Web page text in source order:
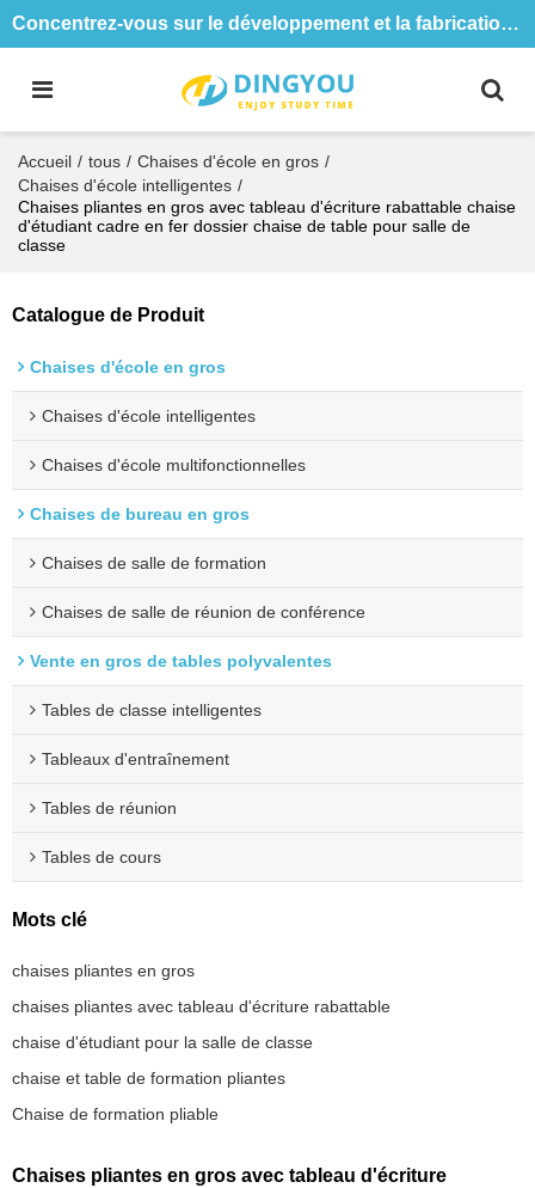
Concentrez-vous sur le développement et la fabrication de tables et de chaises de formation depuis 18 ans
Accueil / tous / Chaises d'école en gros /
Chaises d'école intelligentes /
Chaises pliantes en gros avec tableau d'écriture rabattable chaise
d'étudiant cadre en fer dossier chaise de table pour salle de
classe
Catalogue de Produit
Chaises d'école en gros
Chaises d'école intelligentes
Chaises d'école multifonctionnelles
Chaises de bureau en gros
Chaises de salle de formation
Chaises de salle de réunion de conférence
Vente en gros de tables polyvalentes
Tables de classe intelligentes
Tableaux d'entraînement
Tables de réunion
Tables de cours
Mots clé
chaises pliantes en gros
chaises pliantes avec tableau d'écriture rabattable
chaise d'étudiant pour la salle de classe
chaise et table de formation pliantes
Chaise de formation pliable
Chaises pliantes en gros avec tableau d'écriture